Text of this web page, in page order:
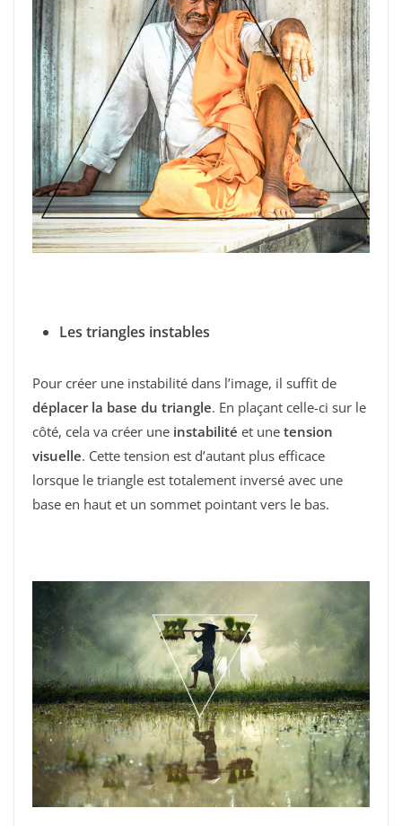
Les triangles instables
Pour créer une instabilité dans l’image, il suffit de
déplacer la base du triangle. En plaçant celle-ci sur le
côté, cela va créer une instabilité et une tension
visuelle. Cette tension est d’autant plus efficace
lorsque le triangle est totalement inversé avec une
base en haut et un sommet pointant vers le bas.